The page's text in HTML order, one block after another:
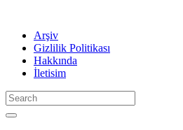
Arşiv
Gizlilik Politikası
Hakkında
İletisim